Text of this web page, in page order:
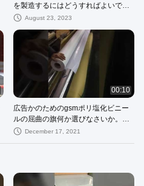
を製造するにはどうすればよいです
か? August 23, 2023
00:10
広告かのためのgsmポリ塩化ビニー
ルの屈曲の旗何か選びなさいか。
Frontlitの屈曲の旗かバックリットの
December 17, 2021